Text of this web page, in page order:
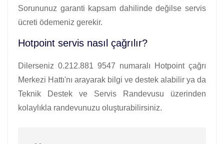
Sorununuz garanti kapsam dahilinde değilse servis
ücreti ödemeniz gerekir.
Hotpoint servis nasıl çağrılır?
Dilerseniz 0.212.881 9547 numaralı Hotpoint çağrı
Merkezi Hattı'nı arayarak bilgi ve destek alabilir ya da
Teknik Destek ve Servis Randevusu üzerinden
kolaylıkla randevunuzu oluşturabilirsiniz.